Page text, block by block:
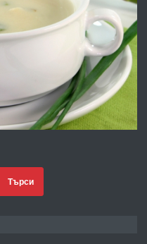
Орфей
преди 3 дни
на ул. Липа до
Търси